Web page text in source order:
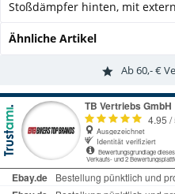
Stoßdämpfer hinten, mit
Ähnliche Artikel
Ab 60,- €